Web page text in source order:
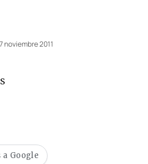
noviembre 2011
Google